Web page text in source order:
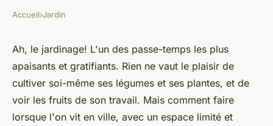
Comment utiliser des
techniques de culture en
lasagnes pour un jardin urbain
en pots?
Accueil›Jardin
Ah, le jardinage! L'un des passe-temps les plus
apaisants et gratifiants. Rien ne vaut le plaisir de
cultiver soi-même ses légumes et ses plantes, et de
voir les fruits de son travail. Mais comment faire
lorsque l'on vit en ville, avec un espace limité et